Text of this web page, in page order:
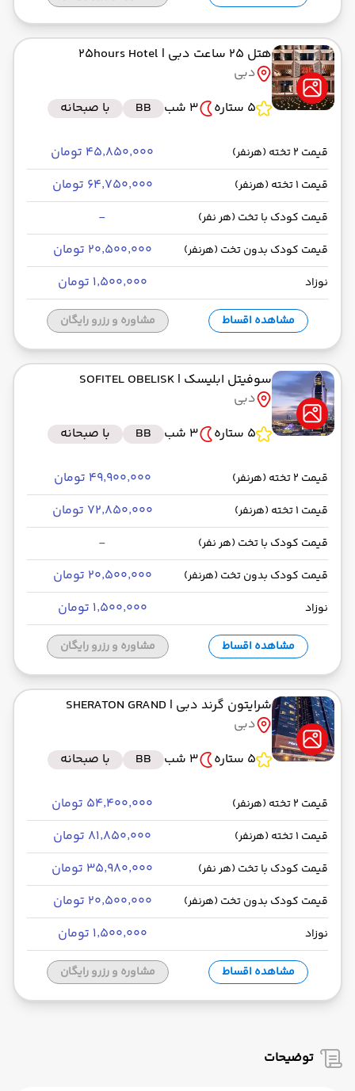
هتل 25 ساعت دبی
| 25hours Hotel
دبی
5 ستاره
3 شب BB با صبحانه
قیمت 2 تخته (هرنفر) ۴۵٬۸۵۰٬۰۰۰ تومان
قیمت 1 تخته (هرنفر) ۶۴٬۷۵۰٬۰۰۰ تومان
قیمت کودک با تخت (هر نفر) -
قیمت کودک بدون تخت (هرنفر) ۲۰٬۵۰۰٬۰۰۰ تومان
نوزاد ۱٬۵۰۰٬۰۰۰ تومان
مشاهده اقساط مشاوره و رزرو رایگان
سوفیتل ابلیسک | SOFITEL OBELISK
دبی
5 ستاره
3 شب BB با صبحانه
قیمت 2 تخته (هرنفر) ۴۹٬۹۰۰٬۰۰۰ تومان
قیمت 1 تخته (هرنفر) ۷۲٬۸۵۰٬۰۰۰ تومان
قیمت کودک با تخت (هر نفر) -
قیمت کودک بدون تخت (هرنفر) ۲۰٬۵۰۰٬۰۰۰ تومان
نوزاد ۱٬۵۰۰٬۰۰۰ تومان
مشاهده اقساط مشاوره و رزرو رایگان
شرایتون گرند دبی | SHERATON GRAND
دبی
5 ستاره
3 شب BB با صبحانه
قیمت 2 تخته (هرنفر) ۵۴٬۴۰۰٬۰۰۰ تومان
قیمت 1 تخته (هرنفر) ۸۱٬۸۵۰٬۰۰۰ تومان
قیمت کودک با تخت (هر نفر) ۳۵٬۹۸۰٬۰۰۰ تومان
قیمت کودک بدون تخت (هرنفر) ۲۰٬۵۰۰٬۰۰۰ تومان
نوزاد ۱٬۵۰۰٬۰۰۰ تومان
مشاهده اقساط مشاوره و رزرو رایگان
توضیحات